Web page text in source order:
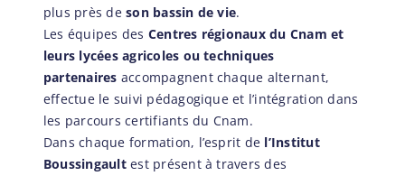
plus près deson bassin de vie.
Les équipes des Centres régionaux du Cnam et
leurs lycées agricoles ou techniques
partenaires accompagnent chaque alternant,
effectue le suivi pédagogique et l’intégration dans
les parcours certifiants du Cnam.
Dans chaque formation, l’esprit de l’Institut
Boussingaultest présent à travers des